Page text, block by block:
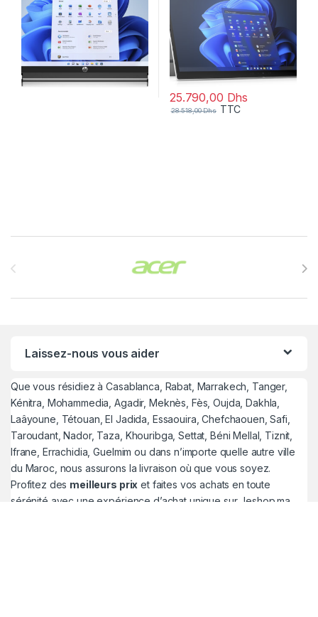
25.790,00 Dhs
28.518,00Dhs TTC
Laissez-nous vous aider
Que vous résidiez à Casablanca, Rabat, Marrakech, Tanger,
Kénitra, Mohammedia, Agadir, Meknès, Fès, Oujda, Dakhla,
Laâyoune, Tétouan, El Jadida, Essaouira, Chefchaouen, Safi,
Taroudant, Nador, Taza, Khouribga, Settat, Béni Mellal, Tiznit,
Ifrane, Errachidia, Guelmim ou dans n’importe quelle autre ville
du Maroc, nous assurons la livraison où que vous soyez.
Profitez des meilleurs prix et faites vos achats en toute
sérénité avec une expérience d’achat unique sur Jeshop.ma.